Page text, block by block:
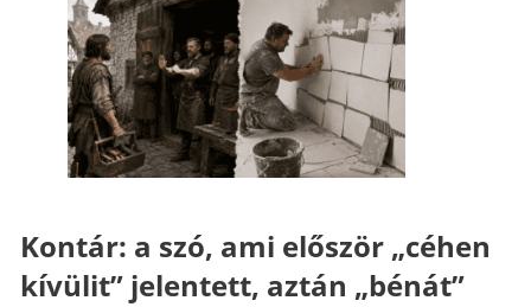
Kontár: a szó, ami először „céhen
kívülit” jelentett, aztán „bénát”